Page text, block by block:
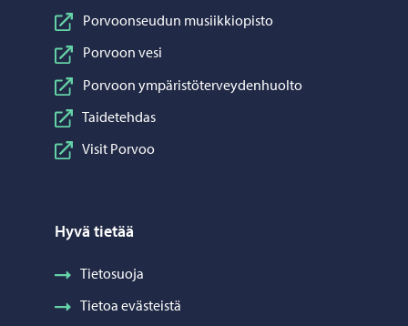
Porvoonseudun musiikkiopisto
Porvoon vesi
Porvoon ympäristöterveydenhuolto
Taidetehdas
Visit Porvoo
Hyvä tietää
Tietosuoja
Tietoa evästeistä